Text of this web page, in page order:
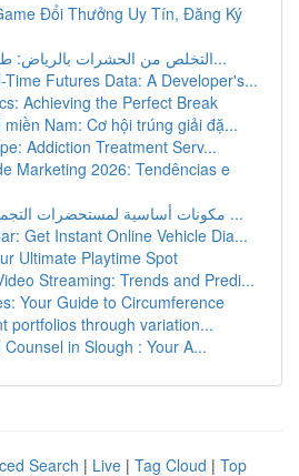
Đổi Thưởng Uy Tín, Đăng Ký
التخلص من الحشرات بالرياض: طرق فعالة و موث...
Time Futures Data: A Developer's...
Achieving the Perfect Break
Nam: Cơ hội trúng giải đặ...
Addiction Treatment Serv...
Marketing 2026: Tendências e
مكونات أساسية لمستحضرات التجميل : مرشد كامل ...
Get Instant Online Vehicle Dia...
Ultimate Playtime Spot
Streaming: Trends and Predi...
Your Guide to Circumference
portfolios through variation...
in Slough : Your A...
Search | Live | Tag Cloud | Top